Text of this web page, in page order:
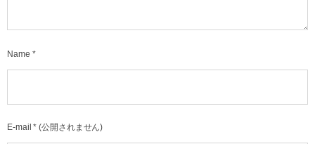
Name *
E-mail * (公開されません)